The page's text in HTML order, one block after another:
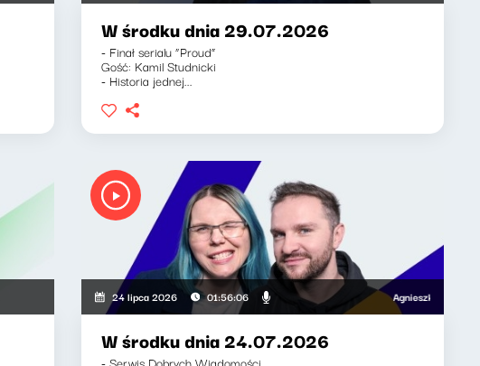
W środku dnia 29.07.2026
- Finał serialu “Proud”
Gość: Kamil Studnicki
- Historia jednej...
24 lipca 2026 01:56:06 Agnieszka Lipka-
W środku dnia 24.07.2026